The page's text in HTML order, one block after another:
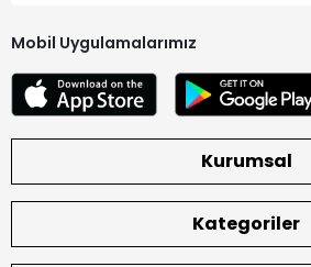
Mobil Uygulamalarımız
Kurumsal
Kategoriler